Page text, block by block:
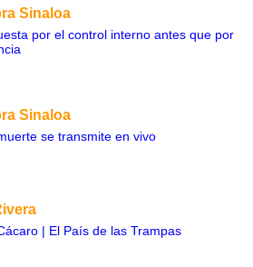
Sinaloa
por el control interno antes que por
Sinaloa
se transmite en vivo
| El País de las Trampas